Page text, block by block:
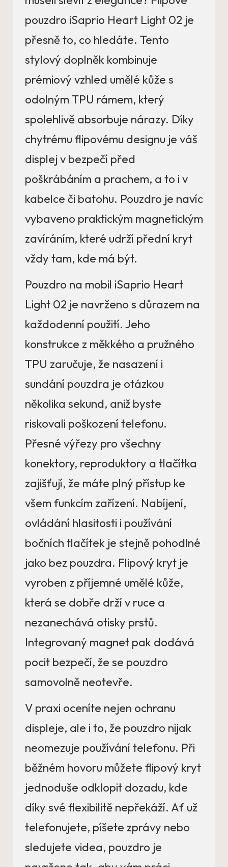
pouzdro iSaprio Heart Light 02 je
přesně to, co hledáte. Tento
stylový doplněk kombinuje
prémiový vzhled umělé kůže s
odolným TPU rámem, který
spolehlivě absorbuje nárazy. Díky
chytrému flipovému designu je váš
displej v bezpečí před
poškrábáním a prachem, a to i v
kabelce či batohu. Pouzdro je navíc
vybaveno praktickým magnetickým
zavíráním, které udrží přední kryt
vždy tam, kde má být.
Pouzdro na mobil iSaprio Heart
Light 02 je navrženo s důrazem na
každodenní použití. Jeho
konstrukce z měkkého a pružného
TPU zaručuje, že nasazení i
sundání pouzdra je otázkou
několika sekund, aniž byste
riskovali poškození telefonu.
Přesné výřezy pro všechny
konektory, reproduktory a tlačítka
zajišťují, že máte plný přístup ke
všem funkcím zařízení. Nabíjení,
ovládání hlasitosti i používání
bočních tlačítek je stejně pohodlné
jako bez pouzdra. Flipový kryt je
vyroben z příjemné umělé kůže,
která se dobře drží v ruce a
nezanechává otisky prstů.
Integrovaný magnet pak dodává
pocit bezpečí, že se pouzdro
samovolně neotevře.
V praxi oceníte nejen ochranu
displeje, ale i to, že pouzdro nijak
neomezuje používání telefonu. Při
běžném hovoru můžete flipový kryt
jednoduše odklopit dozadu, kde
díky své flexibilitě nepřekáží. Ať už
telefonujete, píšete zprávy nebo
sledujete videa, pouzdro je